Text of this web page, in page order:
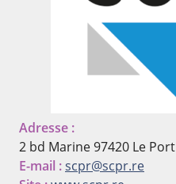
Adresse :
2 bd Marine97420 Le Port
E-mail :scpr@scpr.re